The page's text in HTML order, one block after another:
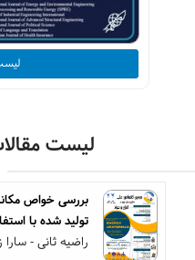
لیست
تولید شده با
راضیه ثانی - سارا